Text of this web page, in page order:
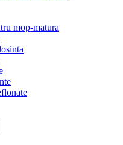
mop-matura